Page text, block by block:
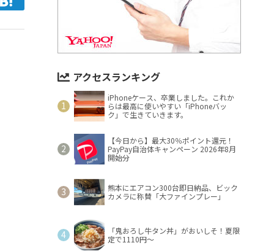
アクセスランキング
iPhoneケース、卒業しました。これか
らは最高に使いやすい「iPhoneバッ
ク」で生きていきます。
【今日から】最大30％ポイント還元！
PayPay自治体キャンペーン 2026年8月
開始分
熊本にエアコン300台即日納品、ビック
カメラに称賛「大ファインプレー」
「鬼おろし牛タン丼」がおいしそ！夏限
定で1110円～